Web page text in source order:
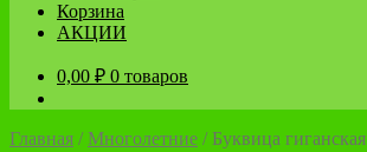
Корзина
АКЦИИ
0,00 ₽ 0 товаров
Главная /Многолетние / Буквица гиганская